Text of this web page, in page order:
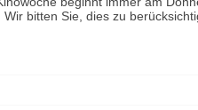
Wir bitten Sie, dies zu